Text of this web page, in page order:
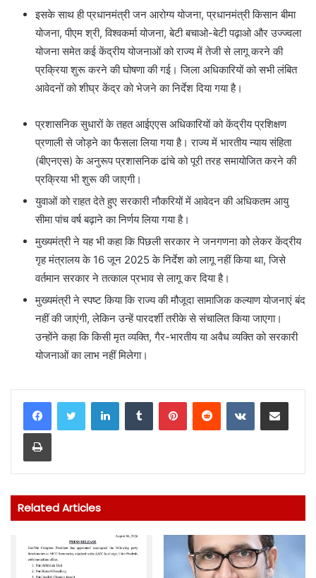
इसके साथ ही प्रधानमंत्री जन आरोग्य योजना, प्रधानमंत्री किसान बीमा
योजना, पीएम श्री, विश्वकर्मा योजना, बेटी बचाओ-बेटी पढ़ाओ और उज्ज्वला
योजना समेत कई केंद्रीय योजनाओं को राज्य में तेजी से लागू करने की
प्रक्रिया शुरू करने की घोषणा की गई। जिला अधिकारियों को सभी लंबित
आवेदनों को शीघ्र केंद्र को भेजने का निर्देश दिया गया है।
प्रशासनिक सुधारों के तहत आईएएस अधिकारियों को केंद्रीय प्रशिक्षण
प्रणाली से जोड़ने का फैसला लिया गया है। राज्य में भारतीय न्याय संहिता
(बीएनएस) के अनुरूप प्रशासनिक ढांचे को पूरी तरह समायोजित करने की
प्रक्रिया भी शुरू की जाएगी।
युवाओं को राहत देते हुए सरकारी नौकरियों में आवेदन की अधिकतम आयु
सीमा पांच वर्ष बढ़ाने का निर्णय लिया गया है।
मुख्यमंत्री ने यह भी कहा कि पिछली सरकार ने जनगणना को लेकर केंद्रीय
गृह मंत्रालय के 16 जून 2025 के निर्देश को लागू नहीं किया था, जिसे
वर्तमान सरकार ने तत्काल प्रभाव से लागू कर दिया है।
मुख्यमंत्री ने स्पष्ट किया कि राज्य की मौजूदा सामाजिक कल्याण योजनाएं बंद
नहीं की जाएंगी, लेकिन उन्हें पारदर्शी तरीके से संचालित किया जाएगा।
उन्होंने कहा कि किसी मृत व्यक्ति, गैर-भारतीय या अवैध व्यक्ति को सरकारी
योजनाओं का लाभ नहीं मिलेगा।
LinkedInTumblr PinterestReddit VKontakteShare via Email
Print
Related Articles